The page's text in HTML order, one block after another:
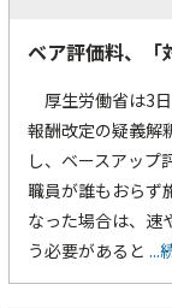
ベア評価料、「
厚生労働省は3
報酬改定の疑義解
し、ベースアップ
職員が誰もおらず
なった場合は、速
う必要があると ...